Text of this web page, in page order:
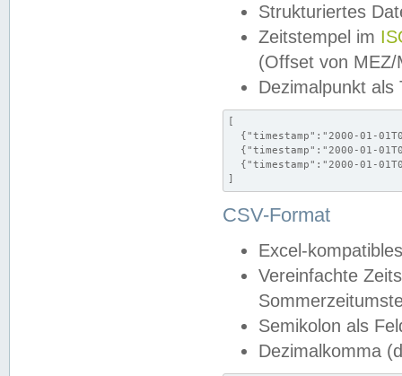
Strukturiertes
Zeitstempel im
(Offset von MEZ/
Dezimalpunkt als
[
{"timestamp":"2000-01-
{"timestamp":"2000-01-
{"timestamp":"2000-01-
]
CSV-Format
Excel-
Vereinfachte
Semikolon als
Dezimalkomma